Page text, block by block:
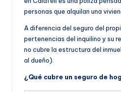
personas que alquilan una
A diferencia del seguro del
pertenencias del inquilino y su
no cubre la estructura del
al dueño).
¿Qué cubre un seguro de